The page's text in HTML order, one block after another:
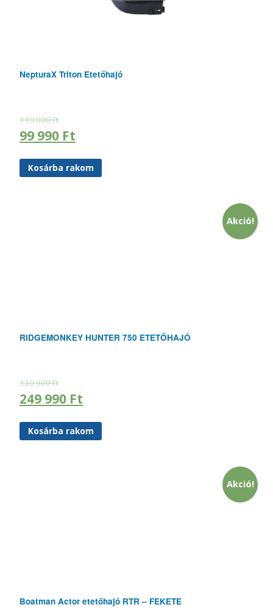
NepturaX Triton Etetőhajó
110 000Ft
99 990 Ft
Kosárba rakom
Akció!
RIDGEMONKEY HUNTER 750 ETETŐHAJÓ
330 000Ft
249 990 Ft
Kosárba rakom
Akció!
Boatman Actor etetőhajó RTR – FEKETE